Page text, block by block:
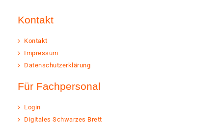
Kontakt
Kontakt
Impressum
Datenschutzerklärung
Für Fachpersonal
Login
Digitales Schwarzes Brett